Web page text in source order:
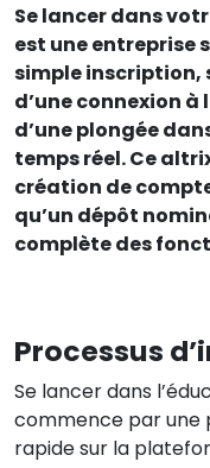
Se lancer dans
est une entreprise
simple inscription,
d’une connexion
d’une plongée
temps réel. Ce
création de
qu’un dépôt
complète des
Processus
Se lancer dans
commence par une
rapide sur la